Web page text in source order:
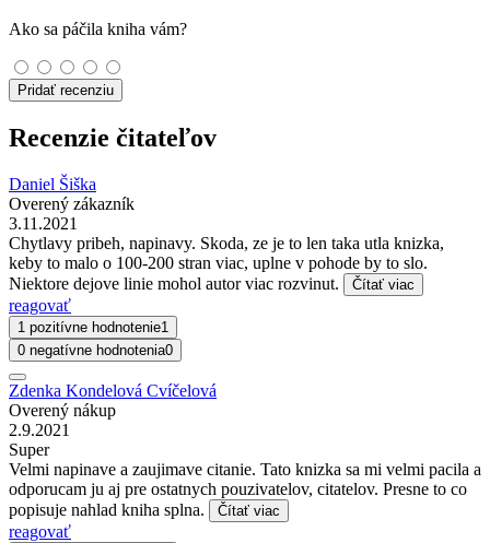
Ako sa páčila kniha vám?
Pridať recenziu
Recenzie čitateľov
Daniel Šiška
Overený zákazník
3.11.2021
Chytlavy pribeh, napinavy. Skoda, ze je to len taka utla knizka,
keby to malo o 100-200 stran viac, uplne v pohode by to slo.
Niektore dejove linie mohol autor viac rozvinut.
Čítať viac
reagovať
1 pozitívne hodnotenie1
0 negatívne hodnotenia0
Zdenka Kondelová Cvíčelová
Overený nákup
2.9.2021
Super
Velmi napinave a zaujimave citanie. Tato knizka sa mi velmi pacila a
odporucam ju aj pre ostatnych pouzivatelov, citatelov. Presne to co
popisuje nahlad kniha splna.
Čítať viac
reagovať